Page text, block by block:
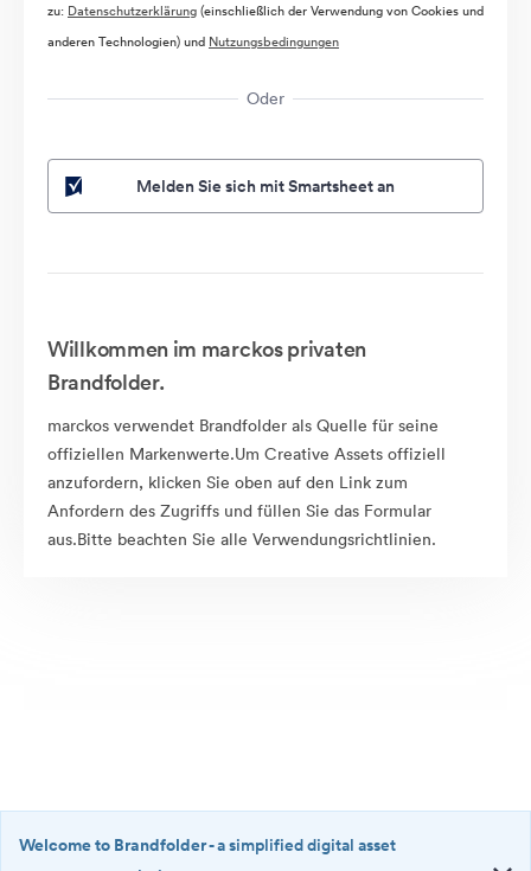
zu: Datenschutzerklärung(einschließlich der Verwendung von Cookies und
anderen Technologien) und Nutzungsbedingungen
Oder
Melden Sie sich mit Smartsheet an
Willkommen im marckos privaten
Brandfolder.
marckos verwendet Brandfolder als Quelle für seine
offiziellen Markenwerte.Um Creative Assets offiziell
anzufordern, klicken Sie oben auf den Link zum
Anfordern des Zugriffs und füllen Sie das Formular
aus.Bitte beachten Sie alle Verwendungsrichtlinien.
Welcome to Brandfolder- a simplified digital asset